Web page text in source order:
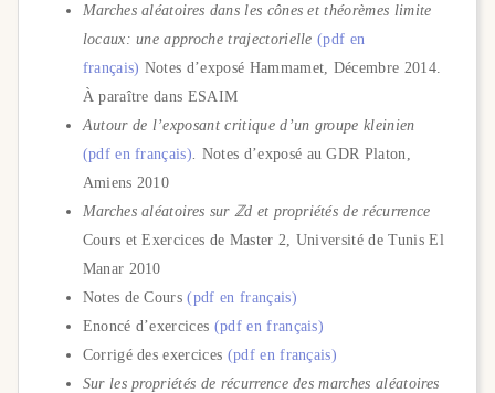
Marches aléatoires dans les cônes et théorèmes limite
locaux: une approche trajectorielle(pdf en
français) Notes d’exposé Hammamet, Décembre 2014.
À paraître dans ESAIM
Autour de l’exposant critique d’un groupe kleinien
(pdf en français)
Notes d’exposé au GDR Platon,
Amiens 2010
Marches aléatoires sur ℤd et propriétés de récurrence
Cours et Exercices de Master 2, Université de Tunis El
Manar 2010
Notes de Cours(pdf en français)
Enoncé d’exercices (pdf en français)
Corrigé des exercices (pdf en français)
Sur les propriétés de récurrence des marches aléatoires